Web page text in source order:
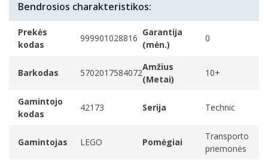
Bendrosios charakteristikos:
Prekės
kodas
999901028816
Garantija
(mėn.)
0
Barkodas 5702017584072
Amžius
(Metai)
10+
Gamintojo
kodas
42173 Serija Technic
Gamintojas LEGO Pomėgiai
Transporto
priemonės